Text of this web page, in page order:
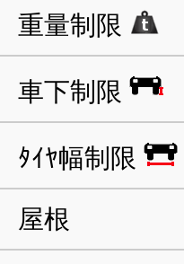
重量制限
車下制限
ﾀｲﾔ幅制限
屋根